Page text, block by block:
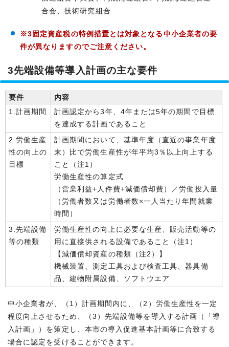
合会、技術研究組合
※3固定資産税の特例措置とは対象となる中小企業者の要
件が異なりますのでご注意ください。
3先端設備等導入計画の主な要件
要件
内容
1.計画期間
計画認定から3年、4年または5年の期間で目標
を達成する計画であること
2.労働生産
性の向上の
目標
計画期間において、基準年度（直近の事業年度
末）比で労働生産性が年平均3％以上向上する
こと（注1）
労働生産性の算定式
（営業利益+人件費+減価償却費）／労働投入量
（労働者数又は労働者数×一人当たり年間就業
時間）
3.先端設備
等の種類
労働生産性の向上に必要な生産、販売活動等の
用に直接供される設備であること（注1）
【減価償却資産の種類（注2）】
機械装置、測定工具および検査工具、器具備
品、建物附属設備、ソフトウエア
中小企業者が、（1）計画期間内に、（2）労働生産性を一定
程度向上させるため、（3）先端設備等を導入する計画（「導
入計画」）を策定し、本市の導入促進基本計画等に合致する
場合に認定を受けることができます。